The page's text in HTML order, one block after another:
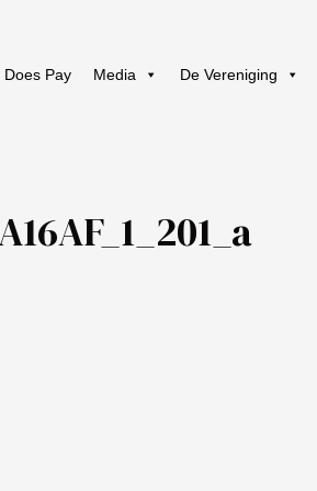
Does Pay Media De Vereniging